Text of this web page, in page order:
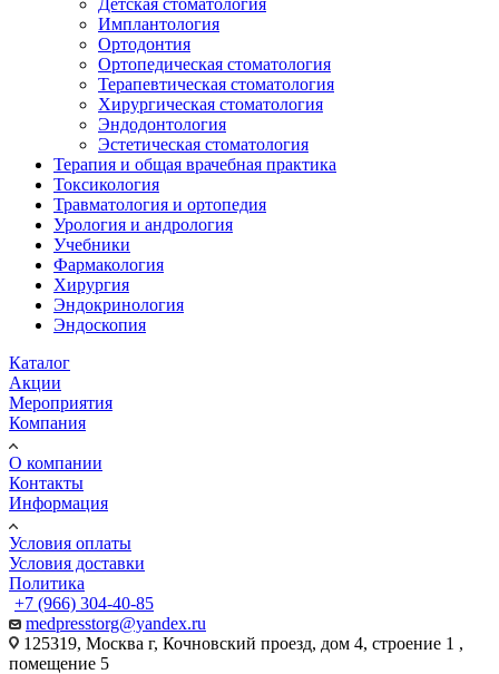
Имплантология
Ортодонтия
Ортопедическая стоматология
Терапевтическая стоматология
Хирургическая стоматология
Эндодонтология
Эстетическая стоматология
Терапия и общая врачебная практика
Токсикология
Травматология и ортопедия
Урология и андрология
Учебники
Фармакология
Хирургия
Эндокринология
Эндоскопия
Каталог
Акции
Мероприятия
Компания
О компании
Контакты
Информация
Условия оплаты
Условия доставки
Политика
+7 (966) 304-40-85
medpresstorg@yandex.ru
125319, Москва г, Кочновский проезд, дом 4, строение 1 ,
помещение 5